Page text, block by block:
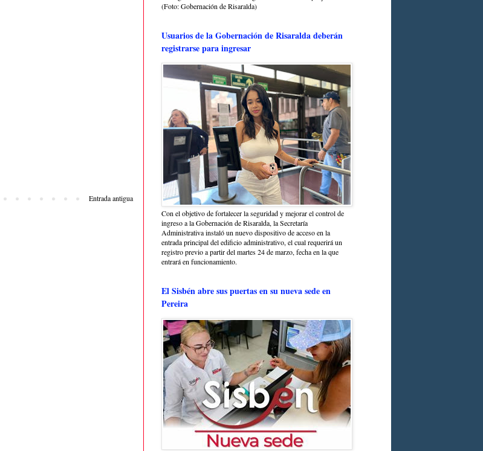
Entrada antigua
(Foto: Gobernación de Risaralda)
Usuarios de la Gobernación de Risaralda deberán
registrarse para ingresar
Con el objetivo de fortalecer la seguridad y mejorar el control de
ingreso a la Gobernación de Risaralda, la Secretaría
Administrativa instaló un nuevo dispositivo de acceso en la
entrada principal del edificio administrativo, el cual requerirá un
registro previo a partir del martes 24 de marzo, fecha en la que
entrará en funcionamiento.
El Sisbén abre sus puertas en su nueva sede en
Pereira